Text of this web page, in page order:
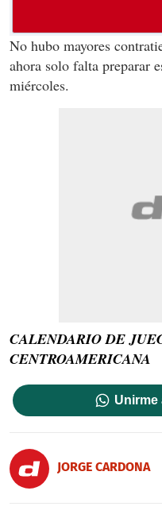
No hubo mayores
ahora solo falta preparar
miércoles.
CALENDARIO DE
CENTROAMERICANA
Unirme
JORGE CARDONA